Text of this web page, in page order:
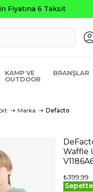
Fiyatına 6 Taksit
KAMP VE
OUTDOOR
BRANŞLAR
Marka Defacto
Waffle
₺399,99
Sepette